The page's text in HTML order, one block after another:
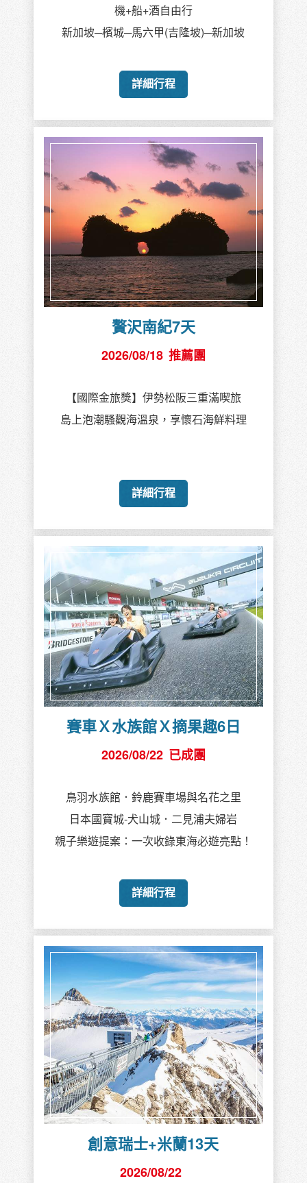
島上泡潮騷觀海溫泉，享懷石海鮮料理
詳細行程
賽車Ｘ水族館Ｘ摘果趣6日
2026/08/22 已成團
鳥羽水族館．鈴鹿賽車場與名花之里
日本國寶城-犬山城．二見浦夫婦岩
詳細行程
創意瑞士+米蘭13天
2026/08/22
少女峰壯麗入鏡
長榮航空BR蕾夢湖策馬特皆宿2晚
詳細行程
【探索星號】鹿兒島.熊本.那霸
6天
2026/08/23